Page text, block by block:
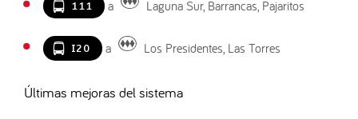
111 a Laguna Sur, Barrancas, Pajaritos
I20 a Los Presidentes, Las Torres
Últimas mejoras del sistema